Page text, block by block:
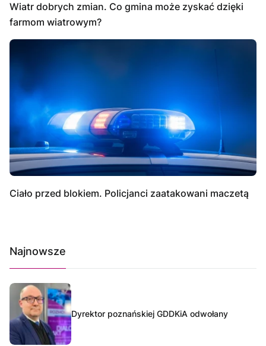
Wiatr dobrych zmian. Co gmina może zyskać dzięki
farmom wiatrowym?
Ciało przed blokiem. Policjanci zaatakowani maczetą
Najnowsze
Dyrektor poznańskiej GDDKiA odwołany